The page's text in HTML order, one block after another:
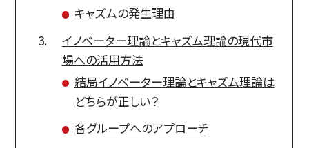
キャズムの発生理由
イノベーター理論とキャズム理論の現代市
場への活用方法
結局イノベーター理論とキャズム理論は
どちらが正しい？
各グループへのアプローチ